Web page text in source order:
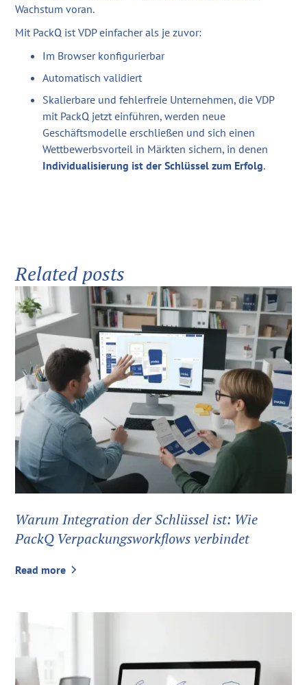
Wachstum voran.
Mit PackQ ist VDP einfacher als je zuvor:
Im Browser konfigurierbar
Automatisch validiert
Skalierbare und fehlerfreie Unternehmen, die VDP
mit PackQ jetzt einführen, werden neue
Geschäftsmodelle erschließen und sich einen
Wettbewerbsvorteil in Märkten sichern, in denen
Individualisierung ist der Schlüssel zum Erfolg.
Related posts
Warum Integration der Schlüssel ist: Wie
PackQ Verpackungsworkflows verbindet
Read more